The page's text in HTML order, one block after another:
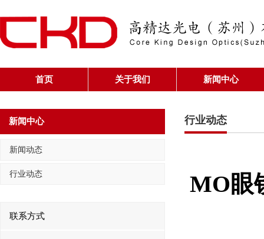
首页 关于我们 新闻中心
新闻中心
新闻动态
行业动态
联系方式
行业动态
MO眼